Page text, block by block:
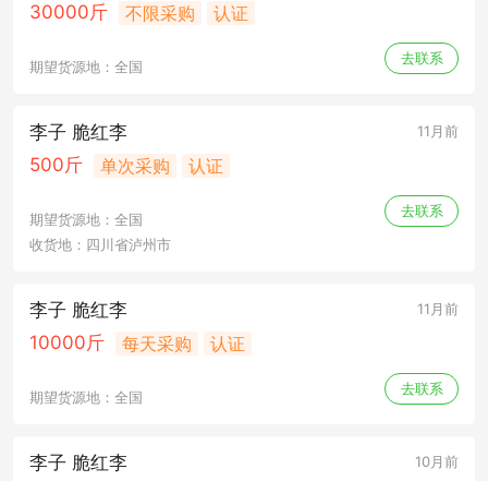
30000斤 不限采购 认证
期望货源地：全国
去联系
李子 脆红李 11月前
500斤 单次采购 认证
期望货源地：全国
去联系
收货地：四川省泸州市
李子 脆红李 11月前
10000斤 每天采购 认证
期望货源地：全国
去联系
李子 脆红李 10月前